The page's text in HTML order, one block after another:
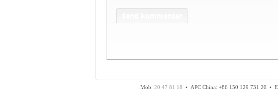
Mob: 20 47 81 18 • APC China: +86 150 129 731 20 •